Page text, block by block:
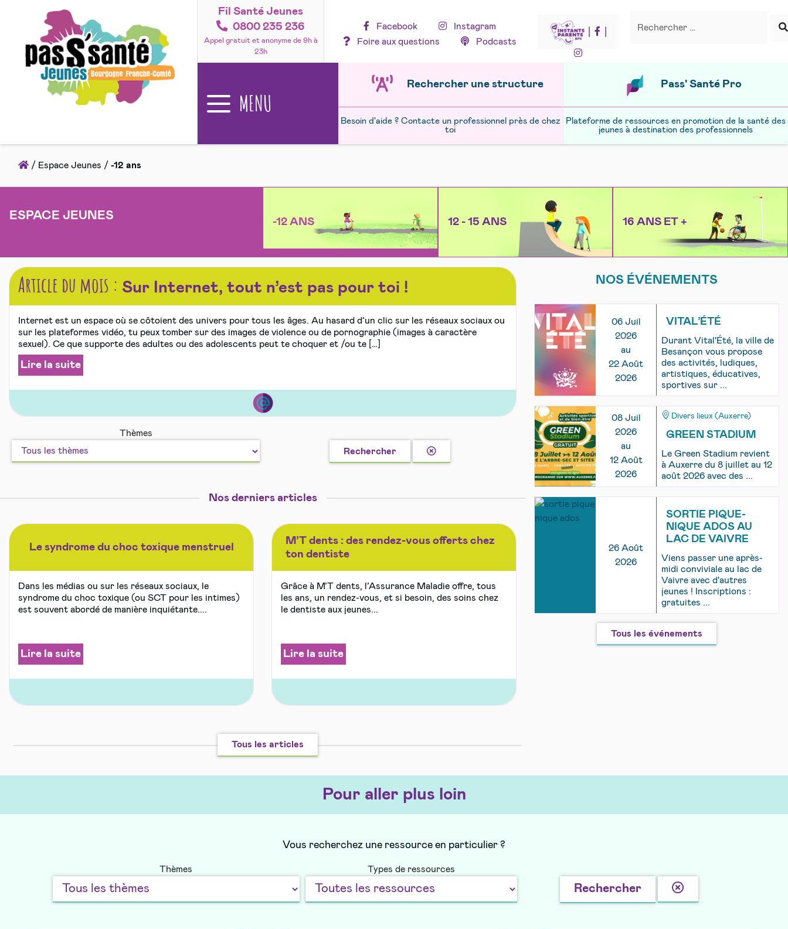
Fil Santé Jeunes
0800 235 236
Appel gratuit et anonyme de 9h à
23h
Facebook
Instagram
Foire aux questions
Podcasts
Rechercher
MENU
Rechercher une structure
Besoin d'aide ? Contacte un professionnel près de chez
toi
Pass' Santé Pro
Plateforme de ressources en promotion de la santé des
jeunes à destination des professionnels
Accueil
/ Espace Jeunes / -12 ans
ESPACE JEUNES
-12 ANS 12 - 15 ANS 16 ANS ET +
Article du mois : Sur Internet, tout n’est pas pour toi !
Internet est un espace où se côtoient des univers pour tous les âges. Au hasard d’un clic sur les réseaux sociaux ou
sur les plateformes vidéo, tu peux tomber sur des images de violence ou de pornographie (images à caractère
sexuel). Ce que supporte des adultes ou des adolescents peut te choquer et /ou te […]
Lire la suite
et
les
Thèmes
Rechercher
Effacer
la
Nos derniers articles
Le syndrome du choc toxique menstruel
Dans les médias ou sur les réseaux sociaux, le
syndrome du choc toxique (ou SCT pour les intimes)
est souvent abordé de manière inquiétante....
Lire la suite
M’T dents : des rendez-vous offerts chez
ton dentiste
Grâce à M’T dents, l’Assurance Maladie offre, tous
les ans, un rendez-vous, et si besoin, des soins chez
le dentiste aux jeunes...
Lire la suite
Tous les articles
NOS ÉVÉNEMENTS
06 Juil
2026
au
22 Août
2026
VITAL’ÉTÉ
Durant Vital'Été, la ville de
Besançon vous propose
des activités, ludiques,
artistiques, éducatives,
sportives sur ...
08 Juil
2026
au
12 Août
2026
Divers lieux (Auxerre)
GREEN STADIUM
Le Green Stadium revient
à Auxerre du 8 juillet au 12
août 2026 avec des ...
26 Août
2026
SORTIE PIQUE-
NIQUE ADOS AU
LAC DE VAIVRE
Viens passer une après-
midi conviviale au lac de
Vaivre avec d'autres
jeunes ! Inscriptions :
gratuites ...
Tous les événements
Pour aller plus loin
Vous recherchez une ressource en particulier ?
Thèmes Types de ressources
Rechercher
la